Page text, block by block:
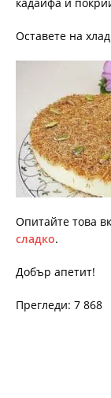
Оставете на
Опитайте това
сладко.
Добър апетит!
Прегледи: 7 868